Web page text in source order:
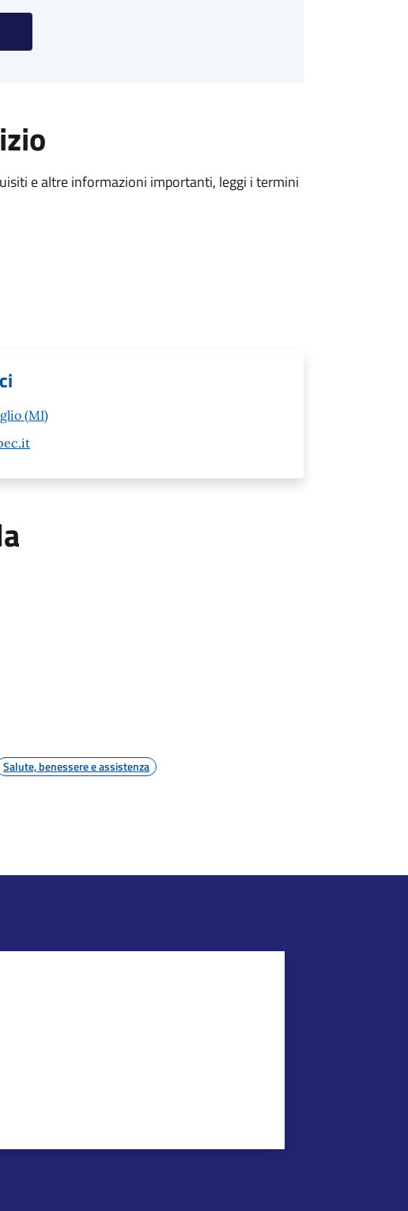
e altre informazioni importanti, leggi i termini
(MI)
Salute, benessere e assistenza